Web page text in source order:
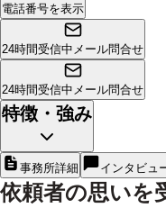
電話番号を表示
24時間受信中 メール問合せ
24時間受信中 メール問合せ
特徴・強み
事務所詳細 インタビュ
依頼者の思いを